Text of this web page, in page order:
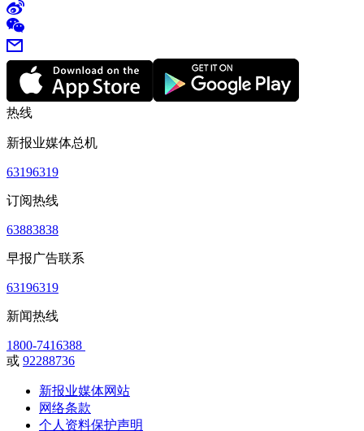
热线
新报业媒体总机
63196319
订阅热线
63883838
早报广告联系
63196319
新闻热线
1800-7416388
或 92288736
新报业媒体网站
网络条款
个人资料保护声明